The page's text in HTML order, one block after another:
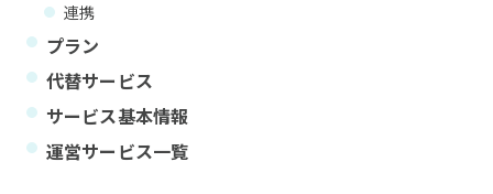
連携
プラン
代替サービス
サービス基本情報
運営サービス一覧